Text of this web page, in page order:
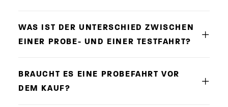
WAS IST DER UNTERSCHIED ZWISCHEN
EINER PROBE- UND EINER TESTFAHRT?
BRAUCHT ES EINE PROBEFAHRT VOR
DEM KAUF?